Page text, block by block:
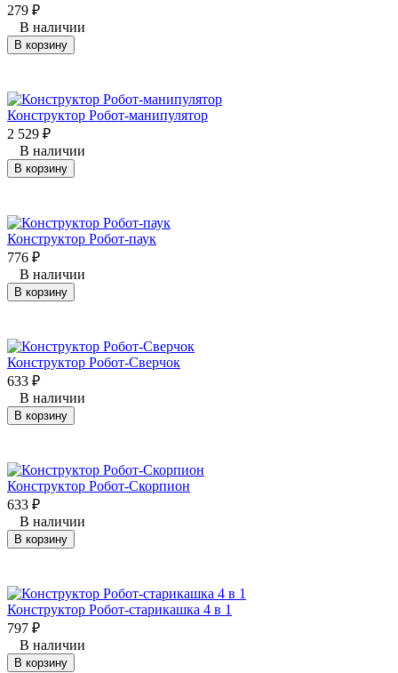
279 ₽
В наличии
В корзину
Конструктор Робот-манипулятор
2 529 ₽
В наличии
В корзину
Конструктор Робот-паук
776 ₽
В наличии
В корзину
Конструктор Робот-Сверчок
633 ₽
В наличии
В корзину
Конструктор Робот-Скорпион
633 ₽
В наличии
В корзину
Конструктор Робот-старикашка 4 в 1
797 ₽
В наличии
В корзину